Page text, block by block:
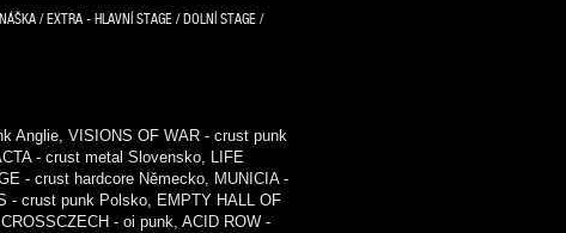
/ EXTRA - HLAVNÍ STAGE / DOLNÍ STAGE /
Anglie, VISIONS OF WAR - crust punk
- crust metal Slovensko, LIFE
- crust hardcore Německo, MUNICIA -
- crust punk Polsko, EMPTY HALL OF
- oi punk, ACID ROW -